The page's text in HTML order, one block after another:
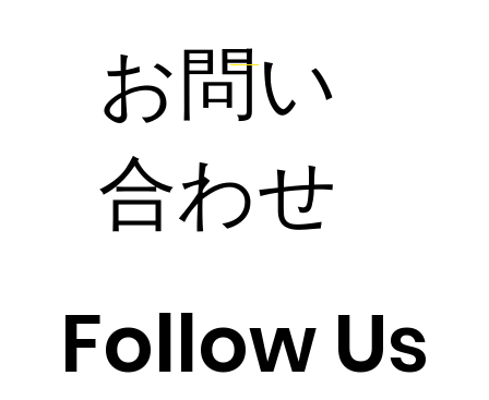
お問い
合わせ
Follow Us